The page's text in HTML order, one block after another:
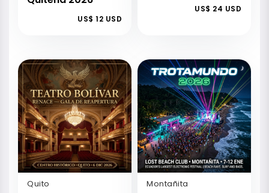
US$ 12 USD
US$ 24 USD
Quito Montañita